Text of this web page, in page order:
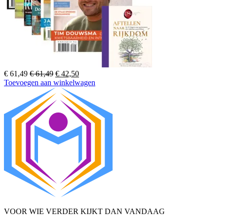
€ 61,49 €61,49 Oorspronkelijke
prijs
was:
€ 61,49.
€ 42,50Huidige
prijs
€ 42,50.
Toevoegen aan winkelwagen
VOOR WIE VERDER KIJKT DAN VANDAAG